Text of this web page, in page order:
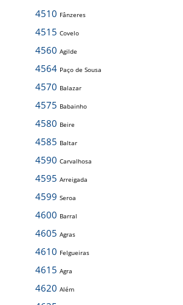
4510 Fânzeres
4515 Covelo
4560 Agilde
4564 Paço de Sousa
4570 Balazar
4575 Babainho
4580 Beire
4585 Baltar
4590 Carvalhosa
4595 Arreigada
4599 Seroa
4600 Barral
4605 Agras
4610 Felgueiras
4615 Agra
4620 Além